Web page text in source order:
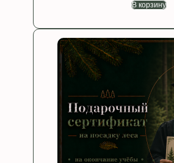
В корзину